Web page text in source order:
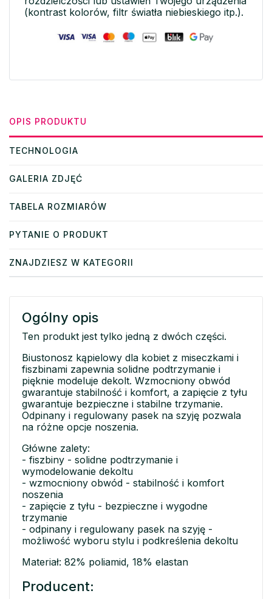
(kontrast kolorów, filtr światła niebieskiego itp.).
OPIS PRODUKTU
TECHNOLOGIA
GALERIA ZDJĘĆ
TABELA ROZMIARÓW
PYTANIE O PRODUKT
ZNAJDZIESZ W KATEGORII
Ogólny opis
Ten produkt jest tylko jedną z dwóch części.
Biustonosz kąpielowy dla kobiet z miseczkami i
fiszbinami zapewnia solidne podtrzymanie i
pięknie modeluje dekolt. Wzmocniony obwód
gwarantuje stabilność i komfort, a zapięcie z tyłu
gwarantuje bezpieczne i stabilne trzymanie.
Odpinany i regulowany pasek na szyję pozwala
na różne opcje noszenia.
Główne zalety:
- fiszbiny - solidne podtrzymanie i
wymodelowanie dekoltu
- wzmocniony obwód - stabilność i komfort
noszenia
- zapięcie z tyłu - bezpieczne i wygodne
trzymanie
- odpinany i regulowany pasek na szyję -
możliwość wyboru stylu i podkreślenia dekoltu
Materiał: 82% poliamid, 18% elastan
Producent: